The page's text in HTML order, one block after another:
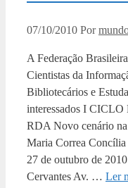
07/10/2010 Por
A Federação
Cientistas da
Bibliotecários e
interessados I
RDA Novo cenário na
Maria Correa
27 de outubro de
Cervantes Av. … Ler